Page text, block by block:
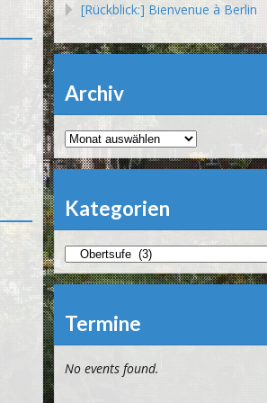
[Rückblick:] Bienvenue à Berlin
Archiv
Archiv
Kategorien
Kategorien
Termine
No events found.